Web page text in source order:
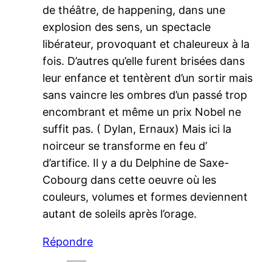
de théâtre, de happening, dans une
explosion des sens, un spectacle
libérateur, provoquant et chaleureux à la
fois. D’autres qu’elle furent brisées dans
leur enfance et tentèrent d’un sortir mais
sans vaincre les ombres d’un passé trop
encombrant et même un prix Nobel ne
suffit pas. ( Dylan, Ernaux) Mais ici la
noirceur se transforme en feu d’
d’artifice. Il y a du Delphine de Saxe-
Cobourg dans cette oeuvre où les
couleurs, volumes et formes deviennent
autant de soleils après l’orage.
Répondre